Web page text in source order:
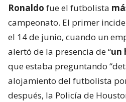
Ronaldo fue el futbolista
campeonato. El primer
el 14 de junio, cuando un
alertó de la presencia de “un
que estaba preguntando
alojamiento del futbolista
después, la Policía de